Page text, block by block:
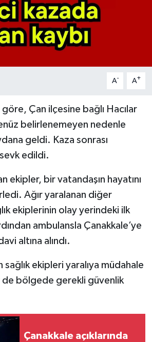
A- A+
Çan ilçesine bağlı Hacılar
belirlenemeyen nedenle
geldi. Kaza sonrası
edildi.
ekipler, bir vatandaşın hayatını
Ağır yaralanan diğer
ekiplerinin olay yerindeki ilk
ambulansla Çanakkale’ye
altına alındı.
sağlık ekipleri yaralıya müdahale
bölgede gerekli güvenlik
Çanakkale açıklarında